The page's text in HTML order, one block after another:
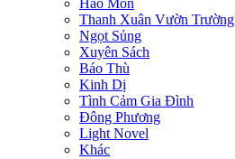
Hào Môn
Thanh Xuân Vườn Trường
Ngọt Sủng
Xuyên Sách
Báo Thù
Kinh Dị
Tình Cảm Gia Đình
Đông Phương
Light Novel
Khác